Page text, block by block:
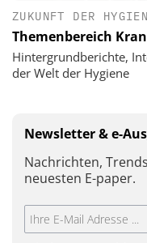
ZUKUNFT DER
Themenbereich
Hintergrundberichte,
der Welt der Hygiene
Newsletter & e-
Nachrichten,
neuesten E-paper.